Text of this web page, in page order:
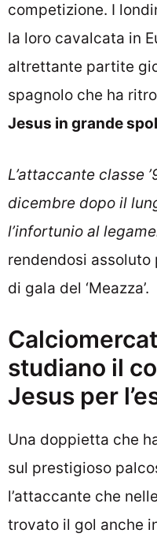
competizione. I
la loro cavalcata in
altrettante partite
spagnolo che ha
Jesus in grande
L’attaccante classe
dicembre dopo il
l’infortunio al
rendendosi
di gala del ‘Meazza’.
studiano il
Jesus per
Una doppietta che
sul prestigioso
l’attaccante che
trovato il gol anche